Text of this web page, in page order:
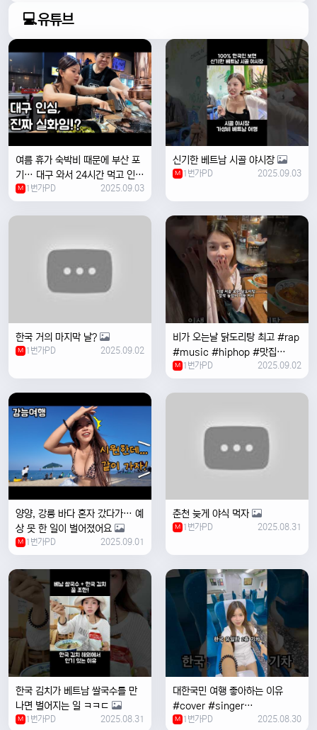
💻유튜브
여름 휴가 숙박비 때문에 부산 포
기… 대구 와서 24시간 먹고 인생
위로받았습니다
M 1번가PD 2025.09.03
신기한 베트남 시골 야시장
M 1번가PD 2025.09.03
한국 거의 마지막 날?
M 1번가PD 2025.09.02
비가 오는날 ￼닭도리탕 최고 #rap
#music #hiphop #맛집
#travel #여행 #food ￼
M 1번가PD 2025.09.02
양양, 강릉 바다 혼자 갔다가… 예
상 못 한 일이 벌어졌어요
M 1번가PD 2025.09.01
춘천 늦게 야식 먹자
M 1번가PD 2025.08.31
한국 김치가 베트남 쌀국수를 만
나면 벌어지는 일 ㅋㅋㄷ
M 1번가PD 2025.08.31
대한국민 여행 좋아하는 이유
#cover #singer
#coversong #music #한국
M 1번가PD 2025.08.30